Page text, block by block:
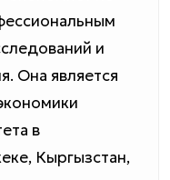
и
Она является
в
Кыргызстан,